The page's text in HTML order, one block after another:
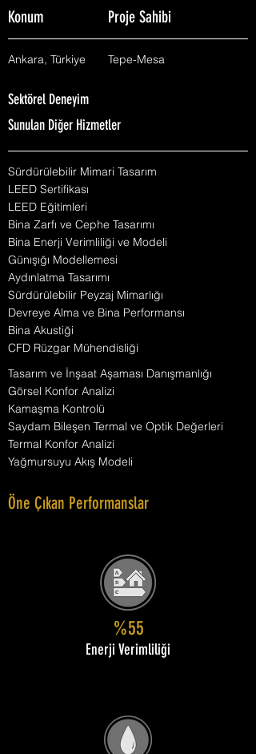
Konum Proje Sahibi
Ankara, Türkiye Tepe-Mesa
Sektörel Deneyim
Sunulan Diğer Hizmetler
Sürdürülebilir Mimari Tasarım
LEED Sertifikası
LEED Eğitimleri
Bina Zarfı ve Cephe Tasarımı
Bina Enerji Verimliliği ve Modeli
Günışığı Modellemesi
Aydınlatma Tasarımı
Sürdürülebilir Peyzaj Mimarlığı
Devreye Alma ve Bina Performansı
Bina Akustiği
CFD Rüzgar Mühendisliği
Tasarım ve İnşaat Aşaması Danışmanlığı
Görsel Konfor Analizi
Kamaşma Kontrolü
Saydam Bileşen Termal ve Optik Değerleri
Termal Konfor Analizi
Yağmursuyu Akış Modeli
Öne Çıkan Performanslar
%55
Enerji Verimliliği